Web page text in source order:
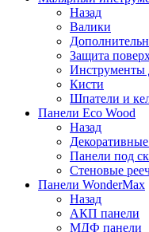
Назад
Валики
Защита
Инструменты
Кисти
Шпатели и
Панели Eco Wood
Назад
Панели под
Стеновые
Панели WonderMax
Назад
АКП панели
МДФ панели